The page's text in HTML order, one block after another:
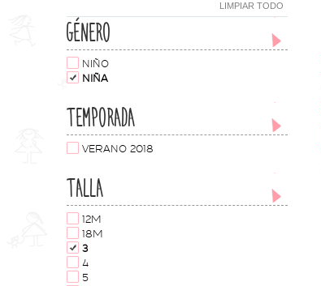
LIMPIAR TODO
GÉNERO
NIÑO
NIÑA
TEMPORADA
VERANO 2018
TALLA
12M
18M
3
4
5